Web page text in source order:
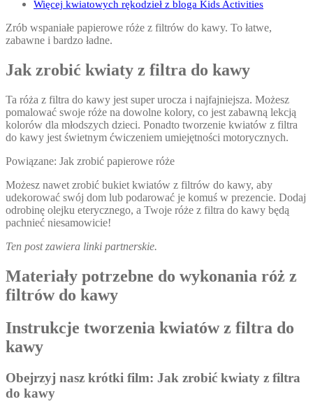
Więcej kwiatowych rękodzieł z bloga Kids Activities
Zrób wspaniałe papierowe róże z filtrów do kawy. To łatwe,
zabawne i bardzo ładne.
Jak zrobić kwiaty z filtra do kawy
Ta róża z filtra do kawy jest super urocza i najfajniejsza. Możesz
pomalować swoje róże na dowolne kolory, co jest zabawną lekcją
kolorów dla młodszych dzieci. Ponadto tworzenie kwiatów z filtra
do kawy jest świetnym ćwiczeniem umiejętności motorycznych.
Powiązane: Jak zrobić papierowe róże
Możesz nawet zrobić bukiet kwiatów z filtrów do kawy, aby
udekorować swój dom lub podarować je komuś w prezencie. Dodaj
odrobinę olejku eterycznego, a Twoje róże z filtra do kawy będą
pachnieć niesamowicie!
Ten post zawiera linki partnerskie.
Materiały potrzebne do wykonania róż z
filtrów do kawy
Instrukcje tworzenia kwiatów z filtra do
kawy
Obejrzyj nasz krótki film: Jak zrobić kwiaty z filtra
do kawy